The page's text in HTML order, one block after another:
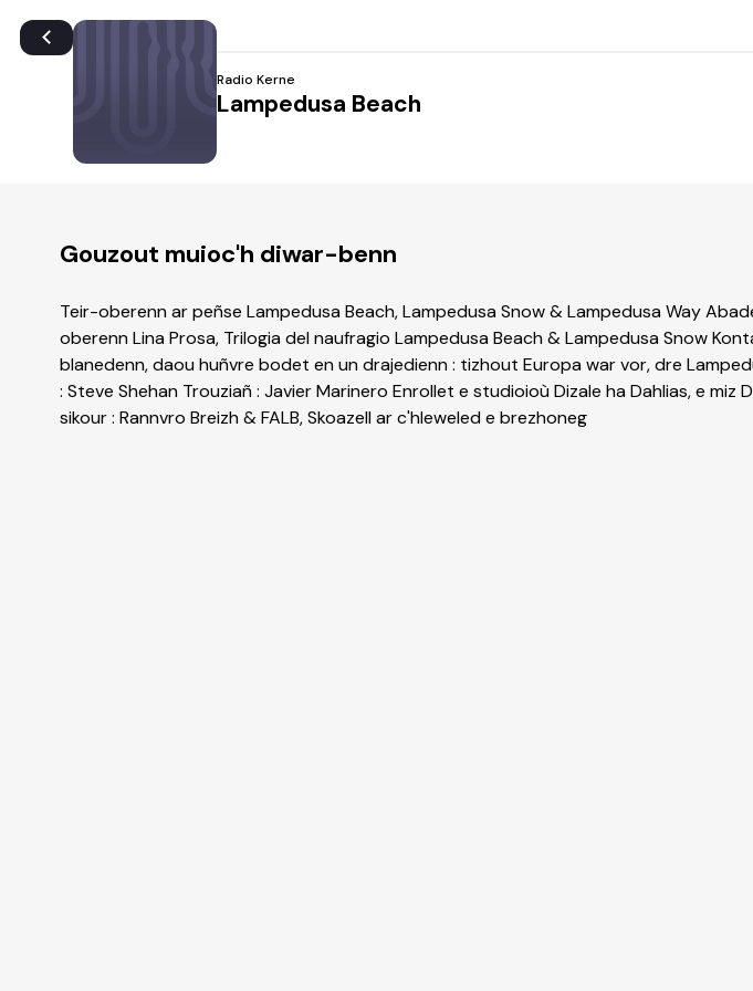
Radio Kerne
Lampedusa Beach
Gouzout muioc'h diwar-benn
Teir-oberenn ar peñse Lampedusa Beach, Lampedusa Snow & Lampedusa Way
oberenn Lina Prosa, Trilogia del naufragio Lampedusa Beach & Lampedusa Snow
blanedenn, daou huñvre bodet en un drajedienn : tizhout Europa war vor, dre
: Steve Shehan Trouziañ : Javier Marinero Enrollet e studioioù Dizale ha Dahlias, e
sikour : Rannvro Breizh & FALB, Skoazell ar c'hleweled e brezhoneg